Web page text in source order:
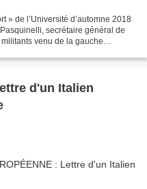
» de l’Université d’automne 2018
secrétaire général de
venu de la gauche
d'un Italien